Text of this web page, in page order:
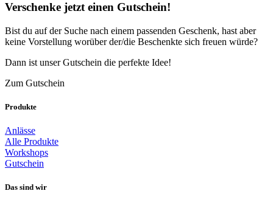
Verschenke jetzt einen Gutschein!
Bist du auf der Suche nach einem passenden Geschenk, hast aber
keine Vorstellung worüber der/die Beschenkte sich freuen würde?
Dann ist unser Gutschein die perfekte Idee!
Zum Gutschein
Produkte
Anlässe
Alle Produkte
Workshops
Gutschein
Das sind wir